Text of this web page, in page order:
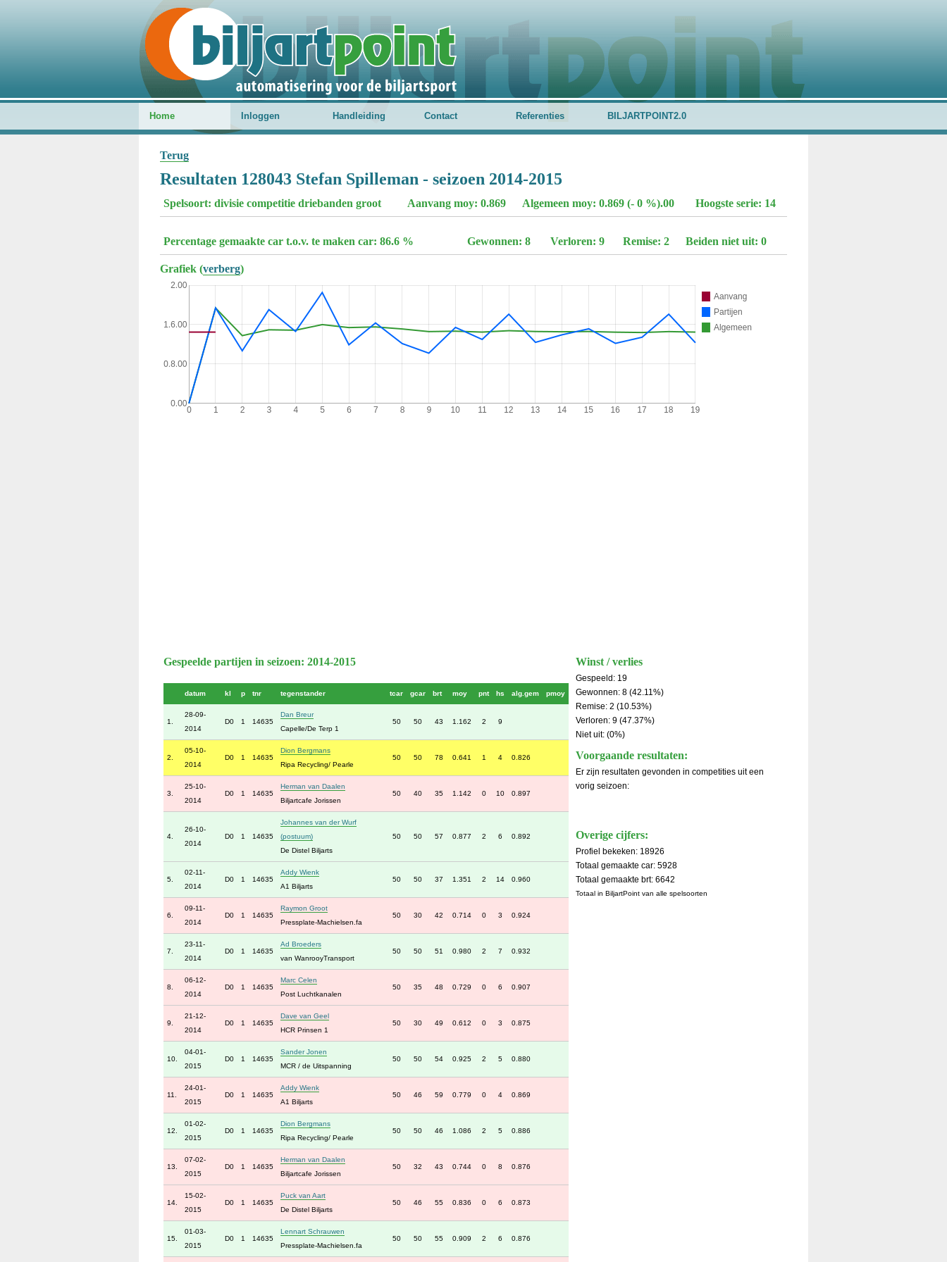
Home Inloggen Handleiding Contact Referenties BILJARTPOINT2.0
Terug
Resultaten 128043 Stefan Spilleman - seizoen 2014-2015
Spelsoort: divisie competitie driebanden groot Aanvang moy: 0.869 Algemeen moy: 0.869 (- 0 %).00 Hoogste serie: 14
Percentage gemaakte car t.o.v. te maken car: 86.6 % Gewonnen: 8 Verloren: 9 Remise: 2 Beiden niet uit: 0
Grafiek (verberg)
Gespeelde partijen in seizoen: 2014-2015
datum kl p tnr tegenstander tcar gcar brt moy pnt hs alg.gem pmoy
1.
28-09-
2014
D0 1 14635
Dan Breur
Capelle/De Terp 1
50 50 43 1.162 2 9
2.
05-10-
2014
D0 1 14635
Dion Bergmans
Ripa Recycling/ Pearle
50 50 78 0.641 1 4 0.826
3.
25-10-
2014
D0 1 14635
Herman van Daalen
Biljartcafe Jorissen
50 40 35 1.142 0 10 0.897
4.
26-10-
2014
D0 1 14635
Johannes van der Wurf
(postuum)
De Distel Biljarts
50 50 57 0.877 2 6 0.892
5.
02-11-
2014
D0 1 14635
Addy Wienk
A1 Biljarts
50 50 37 1.351 2 14 0.960
6.
09-11-
2014
D0 1 14635
Raymon Groot
Pressplate-Machielsen.fa
50 30 42 0.714 0 3 0.924
7.
23-11-
2014
D0 1 14635
Ad Broeders
van WanrooyTransport
50 50 51 0.980 2 7 0.932
8.
06-12-
2014
D0 1 14635
Marc Celen
Post Luchtkanalen
50 35 48 0.729 0 6 0.907
9.
21-12-
2014
D0 1 14635
Dave van Geel
HCR Prinsen 1
50 30 49 0.612 0 3 0.875
10.
04-01-
2015
D0 1 14635
Sander Jonen
MCR / de Uitspanning
50 50 54 0.925 2 5 0.880
11.
24-01-
2015
D0 1 14635
Addy Wienk
A1 Biljarts
50 46 59 0.779 0 4 0.869
12.
01-02-
2015
D0 1 14635
Dion Bergmans
Ripa Recycling/ Pearle
50 50 46 1.086 2 5 0.886
13.
07-02-
2015
D0 1 14635
Herman van Daalen
Biljartcafe Jorissen
50 32 43 0.744 0 8 0.876
14.
15-02-
2015
D0 1 14635
Puck van Aart
De Distel Biljarts
50 46 55 0.836 0 6 0.873
15.
01-03-
2015
D0 1 14635
Lennart Schrauwen
Pressplate-Machielsen.fa
50 50 55 0.909 2 6 0.876
Winst / verlies
Gespeeld: 19
Gewonnen: 8 (42.11%)
Remise: 2 (10.53%)
Verloren: 9 (47.37%)
Niet uit: (0%)
Voorgaande resultaten:
Er zijn resultaten gevonden in competities uit een
vorig seizoen:
Overige cijfers:
Profiel bekeken: 18926
Totaal gemaakte car: 5928
Totaal gemaakte brt: 6642
Totaal in BiljartPoint van alle spelsoorten